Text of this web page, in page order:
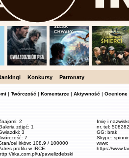
Konkursy Patronaty
| Twórczość | Komentarze | Aktywność | Ocenione
2
zdjęć: 1
3
7
cel irków: 108,9 / 100000
profilu w IRCE:
irka.com.pl/u/pawelizdebski
Imię i
nr. tel:
GG: brak
Skype:
www:
https://